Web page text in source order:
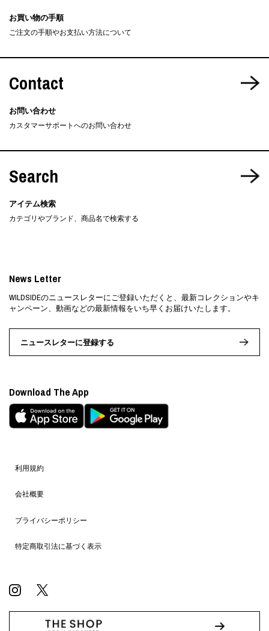
お買い物の手順
ご注文の手順やお支払い方法について
Contact
お問い合わせ
カスタマーサポートへのお問い合わせ
Search
アイテム検索
カテゴリやブランド、商品名で検索する
利用規約
会社概要
プライバシーポリシー
特定商取引法に基づく表示
News Letter
WILDSIDEのニュースレターにご登録いただくと、最新コレクションやキ
ャンペーン、動画などの最新情報をいち早くお届けいたします。
ニュースレターに登録する
Download The App